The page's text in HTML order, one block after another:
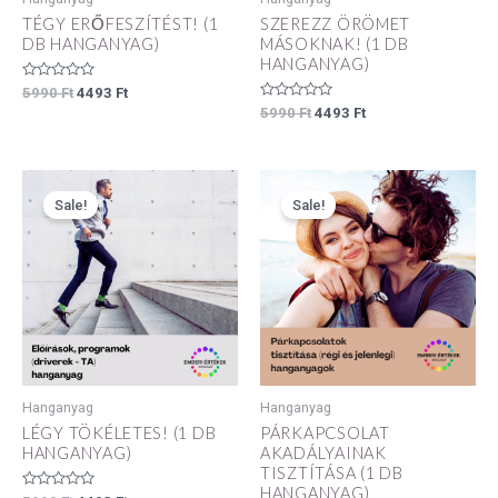
TÉGY ERŐFESZÍTÉST! (1
DB HANGANYAG)
Értékelés:
0
5990Ft 4493 Ft
SZEREZZ ÖRÖMET
MÁSOKNAK! (1 DB
HANGANYAG)
Értékelés:
0
5990Ft 4493 Ft
Sale!
Hanganyag
LÉGY TÖKÉLETES! (1 DB
HANGANYAG)
Original
price
was:
5990 Ft.
price
4493 Ft.
Sale!
Hanganyag
PÁRKAPCSOLAT
AKADÁLYAINAK
TISZTÍTÁSA (1 DB
HANGANYAG)
price
was:
5990 Ft.
Current
price
is:
4493 Ft.